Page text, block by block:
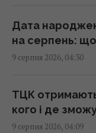
Росія може
проти
00:37 неділя, 09
Дата
на серпень:
9 серпня 2026, 04:30
ТЦК отримають
кого і де
9 серпня 2026, 04:09